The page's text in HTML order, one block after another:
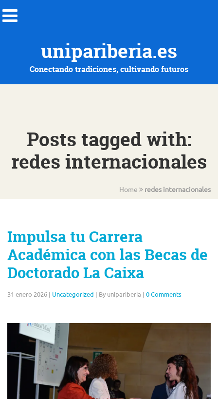
unipariberia.es
Conectando tradiciones, cultivando futuros
Posts tagged with:
redes internacionales
Home redes internacionales
Impulsa tu Carrera
Académica con las Becas de
Doctorado La Caixa
31 enero 2026 | Uncategorized | By unipariberia | 0 Comments